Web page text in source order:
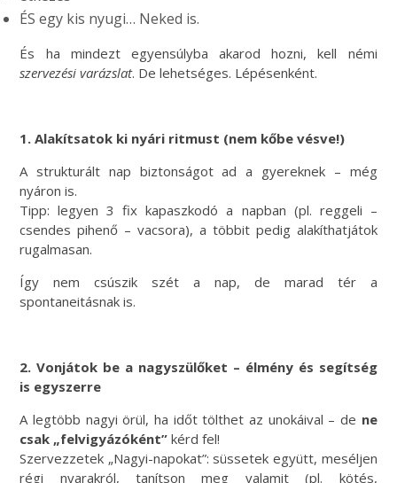
ÉS egy kis nyugi… Neked is.
És ha mindezt egyensúlyba akarod hozni, kell némi
szervezési varázslat. De lehetséges. Lépésenként.
1. Alakítsatok ki nyári ritmust (nem kőbe vésve!)
A strukturált nap biztonságot ad a gyereknek – még
nyáron is.
Tipp: legyen 3 fix kapaszkodó a napban (pl. reggeli –
csendes pihenő – vacsora), a többit pedig alakíthatjátok
rugalmasan.
Így nem csúszik szét a nap, de marad tér a
spontaneitásnak is.
2. Vonjátok be a nagyszülőket – élmény és segítség
is egyszerre
A legtöbb nagyi örül, ha időt tölthet az unokáival – de ne
csak „felvigyázóként” kérd fel!
Szervezzetek „Nagyi-napokat”: süssetek együtt, meséljen
régi nyarakról, tanítson meg valamit (pl. kötés,